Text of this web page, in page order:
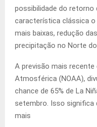
possibilidade do retorno
característica clássica
mais baixas, redução
precipitação no Norte
A previsão mais
Atmosférica (NOAA),
chance de 65% de La
setembro. Isso significa
mais